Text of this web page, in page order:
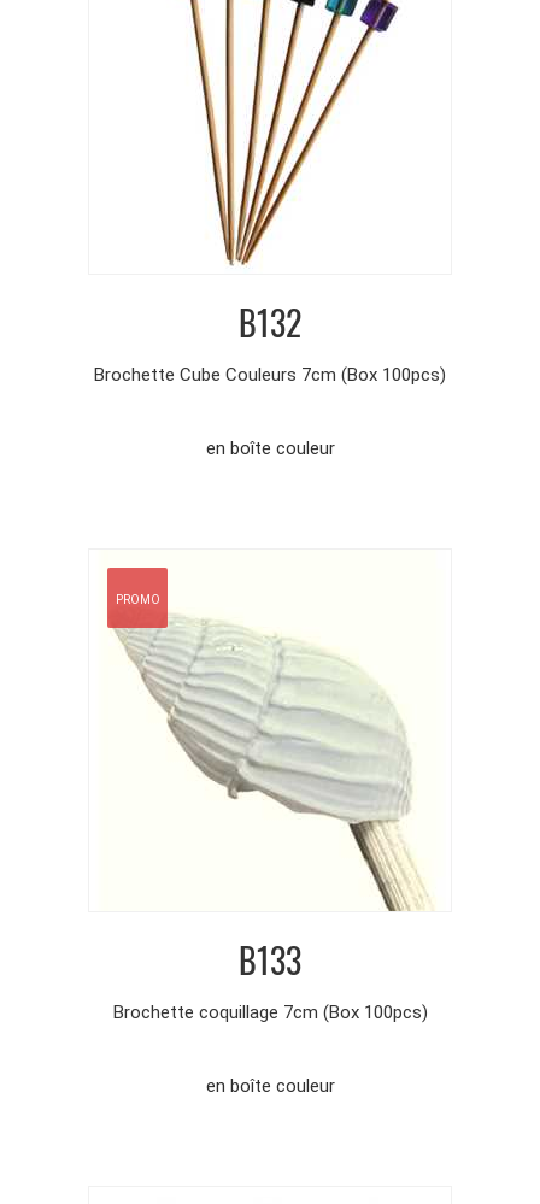
B132
Brochette Cube Couleurs 7cm (Box 100pcs)
en boîte couleur
PROMO
B133
Brochette coquillage 7cm (Box 100pcs)
en boîte couleur